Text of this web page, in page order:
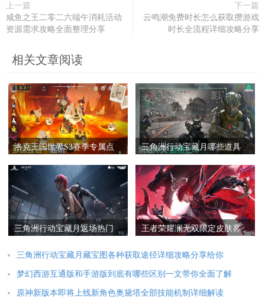
上一篇
咸鱼之王二零二六端午消耗活动
资源需求攻略全面整理分享
下一篇
云鸣潮免费时长怎么获取攒游戏
时长全流程详细攻略分享
相关文章阅读
洛克王国世界S3赛季专属点
略
三角洲行动宝藏月哪些道具
略
三角洲行动宝藏月返场热门
荐
王者荣耀澜无双限定皮肤雾
绍
三角洲行动宝藏月藏宝图各种获取途径详细攻略分享给你
梦幻西游互通版和手游版到底有哪些区别一文带你全面了解
原神新版本即将上线新角色奥黛塔全部技能机制详细解读